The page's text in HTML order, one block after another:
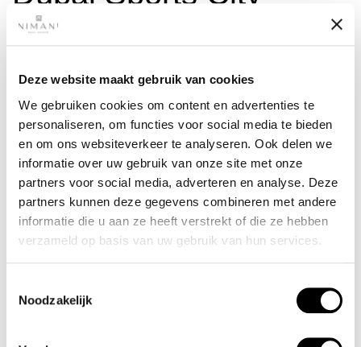
Deze website maakt gebruik van cookies
We gebruiken cookies om content en advertenties te
personaliseren, om functies voor social media te bieden
en om ons websiteverkeer te analyseren. Ook delen we
informatie over uw gebruik van onze site met onze
partners voor social media, adverteren en analyse. Deze
partners kunnen deze gegevens combineren met andere
informatie die u aan ze heeft verstrekt of die ze hebben
verzameld op basis van uw gebruik van hun services.
Noodzakelijk
Dubai Sports City is de plek voor sportliefhebbers. Deze
appartementen en villa’s maken het aantrekkelijk voor
gezinnen en jonge professionals.
Kindvriendelijk:Redelijk kindvriendelijk. Er zijn scholen,
sportacademies en veilige woonwijken, maar minder
speeltuinen dan in andere wijken.
Gemiddelde prijs per vierkante meter:AED 7110
(€1780)
gevarieerde woningaanbod en biedt een combinatie van